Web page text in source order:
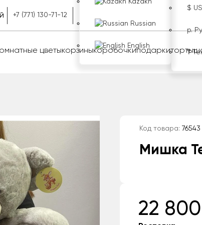
+7 (771) 130-71-12
Kazakh
Russian
English
$
р.
₸
цветыкорзиныкоробочкиподаркиторты
Код товара: 76543
Мишка
22